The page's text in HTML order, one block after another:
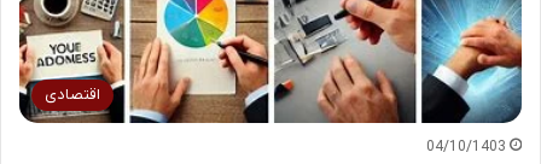
اقتصادی
04/10/1403